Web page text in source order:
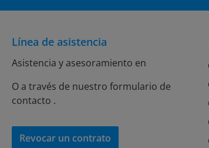
Línea de asistencia
Asistencia y asesoramiento en
O a través de nuestro formulario de
contacto .
Revocar un contrato